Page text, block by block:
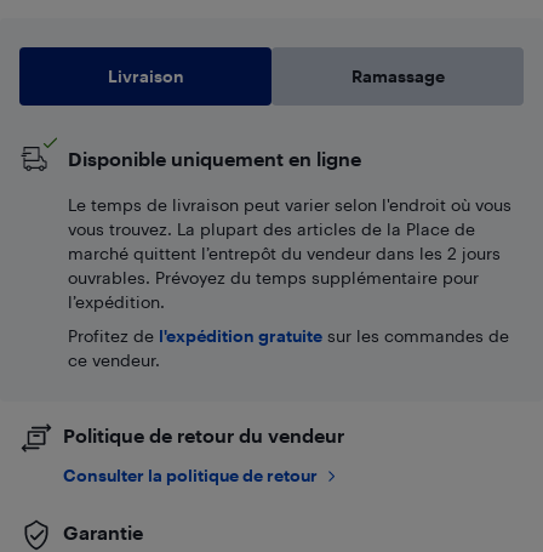
Livraison Ramassage
Disponible uniquement en ligne
Le temps de livraison peut varier selon l'endroit où vous
vous trouvez. La plupart des articles de la Place de
marché quittent l’entrepôt du vendeur dans les 2 jours
ouvrables. Prévoyez du temps supplémentaire pour
l’expédition.
Profitez de l'expédition gratuite sur les commandes de
ce vendeur.
Politique de retour du vendeur
Consulter la politique de retour
Garantie